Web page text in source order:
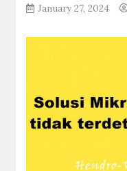
January 27, 2024